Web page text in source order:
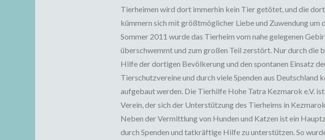
Tierheimen wird dort immerhin kein Tier getötet, und die
kümmern sich mit größtmöglicher Liebe und Zuwendung um
Sommer 2011 wurde das Tierheim vom nahe gelegenen
überschwemmt und zum großen Teil zerstört. Nur durch die
Hilfe der dortigen Bevölkerung und den spontanen Einsatz
Tierschutzvereine und durch viele Spenden aus Deutschland
aufgebaut werden. Die Tierhilfe Hohe Tatra Kezmarok e.V.
Verein, der sich der Unterstützung des Tierheims in
Neben der Vermittlung von Hunden und Katzen ist ein
durch Spenden und tatkräftige Hilfe zu unterstützen. So